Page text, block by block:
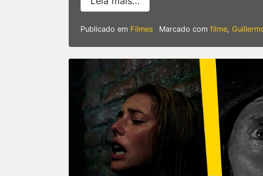
Publicado em Filmes Marcado com filme,